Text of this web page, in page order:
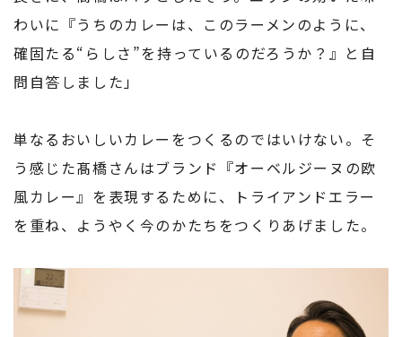
わいに『うちのカレーは、このラーメンのように、
確固たる“らしさ”を持っているのだろうか？』と自
問自答しました」
単なるおいしいカレーをつくるのではいけない。そ
う感じた髙橋さんはブランド『オーベルジーヌの欧
風カレー』を表現するために、トライアンドエラー
を重ね、ようやく今のかたちをつくりあげました。